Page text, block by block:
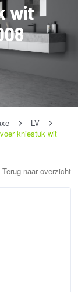
wit
LV
kniestuk wit
Terug naar overzicht